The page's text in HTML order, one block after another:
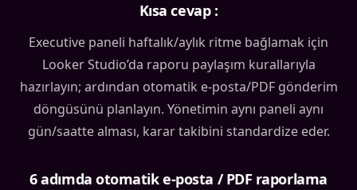
Kısa cevap :
Executive paneli haftalık/aylık ritme bağlamak için
Looker Studio’da raporu paylaşım kurallarıyla
hazırlayın; ardından otomatik e-posta/PDF gönderim
döngüsünü planlayın. Yönetimin aynı paneli aynı
gün/saatte alması, karar takibini standardize eder.
6 adımda otomatik e-posta / PDF raporlama